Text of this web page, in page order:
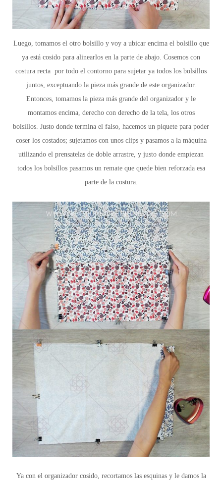
Luego, tomamos el otro bolsillo y voy a ubicar encima el bolsillo que
ya está cosido para alinearlos en la parte de abajo. Cosemos con
costura recta por todo el contorno para sujetar ya todos los bolsillos
juntos, exceptuando la pieza más grande de este organizador.
Entonces, tomamos la pieza más grande del organizador y le
montamos encima, derecho con derecho de la tela, los otros
bolsillos. Justo donde termina el falso, hacemos un piquete para poder
coser los costados; sujetamos con unos clips y pasamos a la máquina
utilizando el prensatelas de doble arrastre, y justo donde empiezan
todos los bolsillos pasamos un remate que quede bien reforzada esa
parte de la costura.
Ya con el organizador cosido, recortamos las esquinas y le damos la